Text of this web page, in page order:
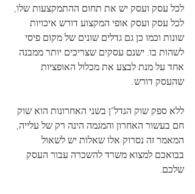
לכל עסק ועסק יש את תחום ההתמקצעות שלו,
לכל עסק ועסק אופי המקצוע דורש איכויות
שונות וכמו כן גם גדלים שונים של מקום פיסי
לשהות בו. ישנם עסקים שצריכים יותר ממבנה
אחד על מנת לבצע את מכלול האופציות
שהעסק דורש.
ללא ספק שוק הנדל"ן בשני האחרונות הוא שוק
חם בעשור האחרון והמגמה הינה רק של עלייה,
המאמר זה נסרוק אלו שאלות יש לשאול
בבואכם למצוא משרד להשכרה עבור העסק
שלכם.